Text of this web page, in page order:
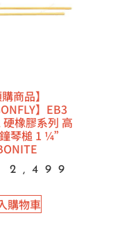
購商品】
】EB3
橡膠系列 高
琴槌 1 ¼”
2,499
購物車